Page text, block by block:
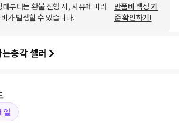
부터는 환불 진행 시, 사유에 따라
가 발생할 수 있습니다.
반품비 책정 기
준 확인하기!
총각 셀러
일